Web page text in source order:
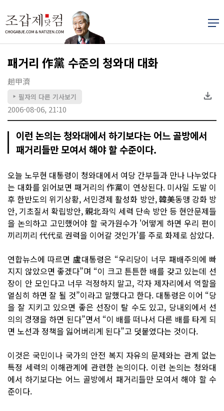
패거리 作黨 수준의 청와대 대화
趙甲濟
▶ 필자의 다른 기사보기
2006-08-06, 21:10
이런 논의는 청와대에서 하기보다는 어느 골방에서
패거리들만 모여서 해야 할 수준이다.
오늘 노무현 대통령이 청와대에서 여당 간부들과 만나 나누었다
는 대화를 읽어보면 패거리의 作黨이 연상된다. 미사일 도발 이
후 한반도의 위기상황, 서민경제 활성화 방안, 韓美동맹 강화 방
안, 기초질서 확립방안, 親北좌익 세력 단속 방안 등 현안문제들
을 논의하고 고민했어야 할 국가원수가 '어떻게 하면 우리 편이
끼리끼리 代代로 권력을 이어갈 것인가'를 주로 화제로 삼았다.
연합뉴스에 따르면 盧대통령은 “우리당이 너무 패배주의에 빠
지지 않았으면 좋겠다”며 “이 크고 튼튼한 배를 갖고 있는데 선
장이 안 모인다고 너무 걱정하지 말고, 각자 제자리에서 역할을
열심히 하면 잘 될 것”이라고 말했다고 한다. 대통령은 이어 “당
을 잘 지키고 있으면 좋은 선장이 탈 수도 있고, 당내외에서 선
의의 경쟁을 하면 된다”면서 “이 배를 떠나서 다른 배를 타게 되
면 노선과 정책을 잃어버리게 된다”고 덧붙였다는 것이다.
이것은 국민이나 국가의 안전 복지 자유의 문제와는 관계 없는
특정 세력의 이해관계에 관련한 논의이다. 이런 논의는 청와대
에서 하기보다는 어느 골방에서 패거리들만 모여서 해야 할 수
준이다.